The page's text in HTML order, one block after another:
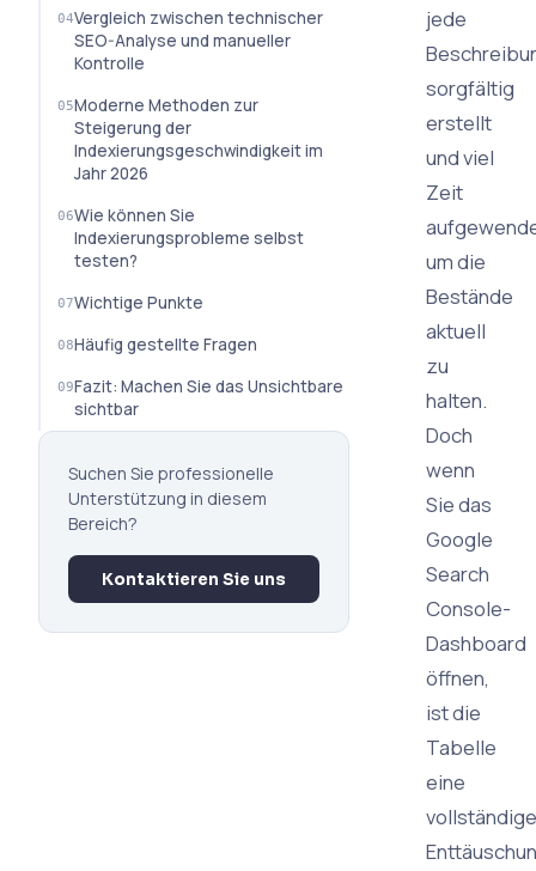
Vergleich zwischen technischer
SEO-Analyse und manueller
Kontrolle
Moderne Methoden zur
Steigerung der
Indexierungsgeschwindigkeit im
Jahr 2026
Wie können Sie
Indexierungsprobleme selbst
testen?
Wichtige Punkte
Häufig gestellte Fragen
Fazit: Machen Sie das Unsichtbare
sichtbar
Suchen Sie professionelle
Unterstützung in diesem
Bereich?
Kontaktieren Sie uns
jede
sorgfältig
erstellt
und viel
Zeit
um die
Bestände
aktuell
zu
halten.
Doch
wenn
Sie das
Google
Search
Console-
Dashboard
öffnen,
ist die
Tabelle
eine
vollständige